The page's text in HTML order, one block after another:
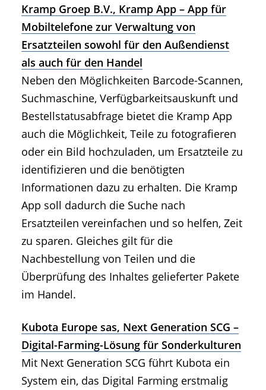
Kramp Groep B.V., Kramp App – App für
Mobiltelefone zur Verwaltung von
Ersatzteilen sowohl für den Außendienst
als auch für den Handel
Neben den Möglichkeiten Barcode-Scannen,
Suchmaschine, Verfügbarkeitsauskunft und
Bestellstatusabfrage bietet die Kramp App
auch die Möglichkeit, Teile zu fotografieren
oder ein Bild hochzuladen, um Ersatzteile zu
identifizieren und die benötigten
Informationen dazu zu erhalten. Die Kramp
App soll dadurch die Suche nach
Ersatzteilen vereinfachen und so helfen, Zeit
zu sparen. Gleiches gilt für die
Nachbestellung von Teilen und die
Überprüfung des Inhaltes gelieferter Pakete
im Handel.
Kubota Europe sas, Next Generation SCG –
Digital-Farming-Lösung für Sonderkulturen
Mit Next Generation SCG führt Kubota ein
System ein, das Digital Farming erstmalig